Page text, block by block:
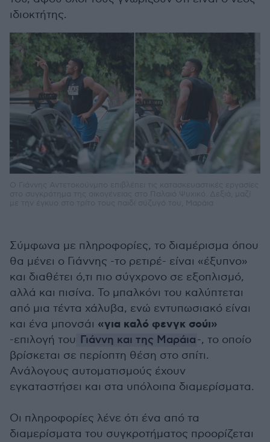
ιδιοκτήτης.
Σύμφωνα με πληροφορίες, το διαμέρισμα όπου
θα μένει ο Γιάννης -το ρετιρέ- είναι «έξυπνο»
και διαθέτει ό,τι πιο σύγχρονο σε εξοπλισμό,
αλλά και πισίνα. Το μπαλκόνι του καλύπτεται
από μια τέντα χάλυβα, ενώ εντυπωσιακό είναι
και ένα μπονσάι «για καλό φενγκ σούι»
-επιλογή του Γιάννη και της Μαράια-, το οποίο
βρίσκεται σε περίοπτη θέση στο σπίτι.
Ανάλογους αυτοματισμούς έχουν
εγκαταστήσει και στα υπόλοιπα διαμερίσματα.
Οι πληροφορίες λένε ότι ένα από τα
διαμερίσματα του συγκροτήματος προορίζεται